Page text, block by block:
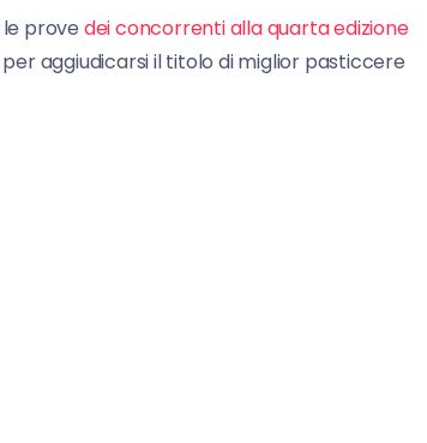
prove dei concorrenti alla quarta edizione
aggiudicarsi il titolo di miglior pasticcere